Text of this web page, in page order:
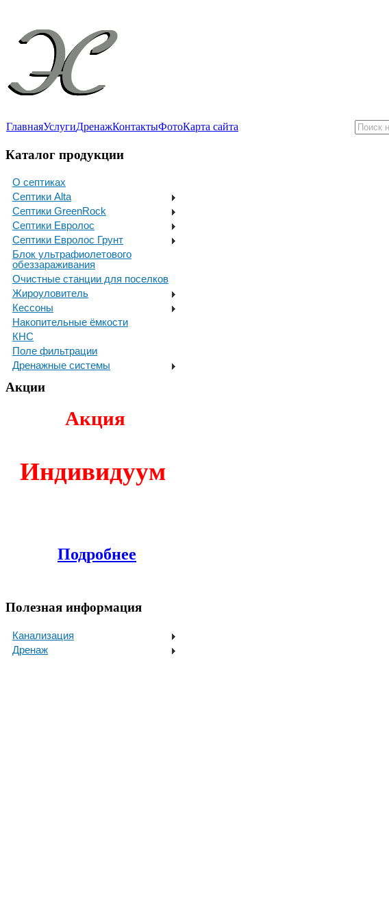
ГлавнаяУслугиДренажКонтактыФотоКарта сайта
Каталог продукции
О септиках
Септики Alta
Септики GreenRock
Септики Евролос
Септики Евролос Грунт
Блок ультрафиолетового
обеззараживания
Очистные станции для поселков
Жироуловитель
Кессоны
Накопительные ёмкости
КНС
Поле фильтрации
Дренажные системы
Акции
Акция
Индивидуум
Подробнее
Полезная информация
Канализация
Дренаж